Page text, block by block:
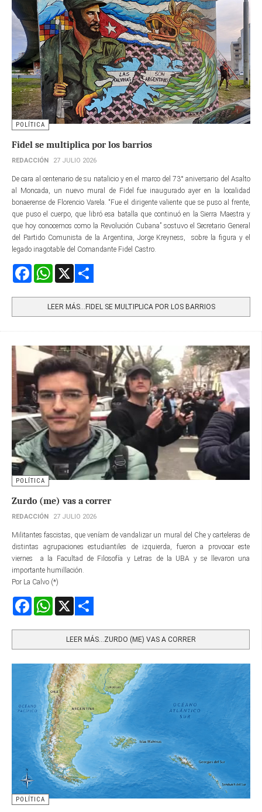
POLÍTICA
Fidel se multiplica por los barrios
REDACCIÓN 27 JULIO 2026
De cara al centenario de su natalicio y en el marco del 73° aniversario del Asalto
al Moncada, un nuevo mural de Fidel fue inaugurado ayer en la localidad
bonaerense de Florencio Varela. “Fue el dirigente valiente que se puso al frente,
que puso el cuerpo, que libró esa batalla que continuó en la Sierra Maestra y
que hoy conocemos como la Revolución Cubana” sostuvo el Secretario General
del Partido Comunista de la Argentina, Jorge Kreyness, sobre la figura y el
legado inagotable del Comandante Fidel Castro.
FacebookWhatsApp
LEER MÁS…FIDEL SE MULTIPLICA POR LOS BARRIOS
POLÍTICA
Zurdo (me) vas a correr
REDACCIÓN 27 JULIO 2026
Militantes fascistas, que veníam de vandalizar un mural del Che y carteleras de
distintas agrupaciones estudiantiles de izquierda, fueron a provocar este
viernes a la Facultad de Filosofía y Letras de la UBA y se llevaron una
importante humillación.
Por La Calvo (*)
FacebookWhatsApp
LEER MÁS…ZURDO (ME) VAS A CORRER
POLÍTICA